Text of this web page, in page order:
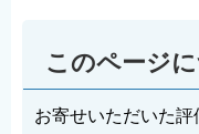
このページ
お寄せいただいた評